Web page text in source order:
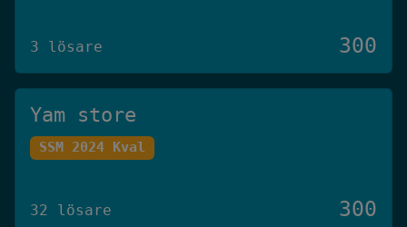
3 lösare 300
Yam store
SSM 2024 Kval
32 lösare 300